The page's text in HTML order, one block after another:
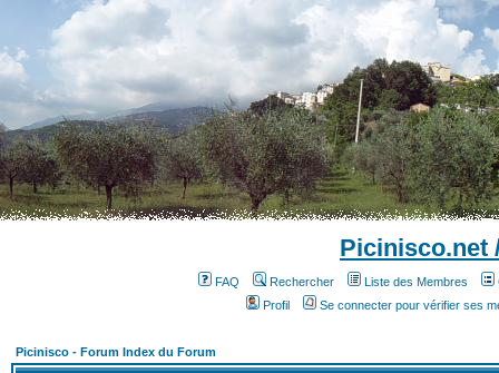
Picinisco.net
FAQ Rechercher Liste des Membres
Profil
Se connecter pour vérifier ses
Picinisco - Forum Index du Forum